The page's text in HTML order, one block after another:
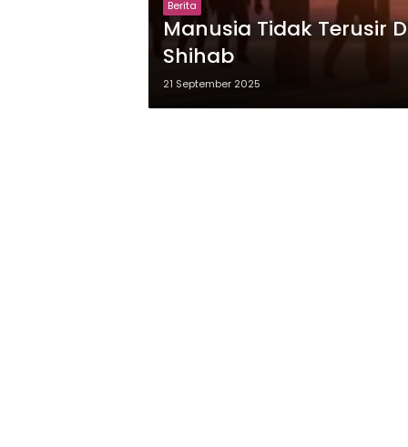
Berita
Manusia Tidak Terusir
Shihab
21 September 2025